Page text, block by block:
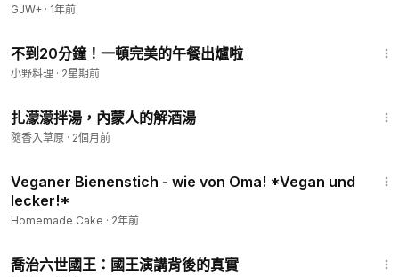
GJW+ · 1年前
不到20分鐘！一頓完美的午餐出爐啦
小野料理 · 2星期前
扎濛濛拌湯，內蒙人的解酒湯
隨香入草原 · 2個月前
Veganer Bienenstich - wie von Oma! *Vegan und
lecker!*
Homemade Cake · 2年前
喬治六世國王：國王演講背後的真實